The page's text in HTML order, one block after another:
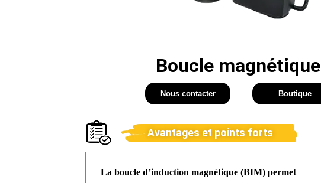
Boucle magnétique
Nous contacter Boutique
Avantages et points forts
La boucle d’induction magnétique (BIM) permet